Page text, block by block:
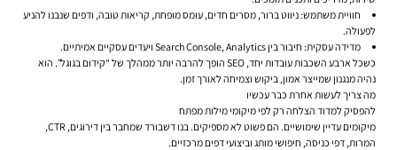
חוויית משתמש: ניווט ברור, מסרים חדים, עומס מופחת, קריאות טובה, ודפים שנבנו להניע
לפעולה.
מדידה עסקית: חיבור בין Search Console, Analytics ויעדים עסקיים אמיתיים.
כשכל ארבע השכבות עובדות יחד, SEO הופך להרבה יותר ממהלך של “קידום בגוגל”. הוא
נהיה מנגנון שמייצר אמון, ביקוש וצמיחה לאורך זמן.
מה צריך לעשות אחרת כבר עכשיו
להפסיק למדוד הצלחה רק לפי מיקומי מילות מפתח
מיקומים עדיין שימושיים. הם פשוט לא מספיקים. בנו דשבורד שמחבר בין דירוגים, CTR,
המרות, דפי כניסה, חיפושי מותג וביצועי דפים מרכזיים.